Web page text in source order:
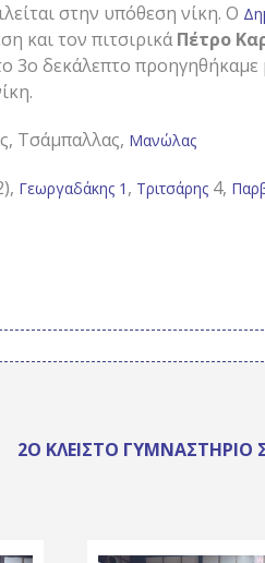
στην υπόθεση νίκη. Ο
και τον πιτσιρικάΠέτρο
3ο δεκάλεπτο προηγηθήκαμε
Τσάμπαλλας, Μανώλας
Γεωργαδάκης 1 , Τριτσάρης 4,
2Ο ΚΛΕΙΣΤΌ ΓΥΜΝΑΣΤΉΡΙΟ